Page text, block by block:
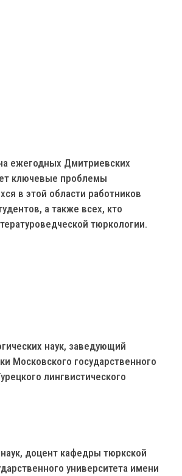
ежегодных Дмитриевских
ключевые проблемы
в этой области работников
а также всех, кто
тюркологии.
наук, заведующий
Московского государственного
лингвистического
доцент кафедры тюркской
университета имени